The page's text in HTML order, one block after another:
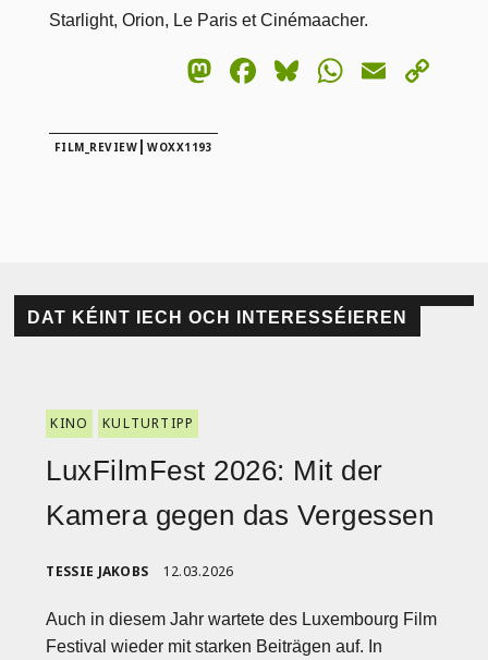
Starlight, Orion, Le Paris et Cinémaacher.
Mastodon
Facebook
BlueskyEmail
FILM_REVIEW |WOXX1193
DAT KÉINT IECH OCH INTERESSÉIEREN
KINO KULTURTIPP
LuxFilmFest 2026: Mit der
Kamera gegen das Vergessen
TESSIE JAKOBS 12.03.2026
Auch in diesem Jahr wartete des Luxembourg Film
Festival wieder mit starken Beiträgen auf. In